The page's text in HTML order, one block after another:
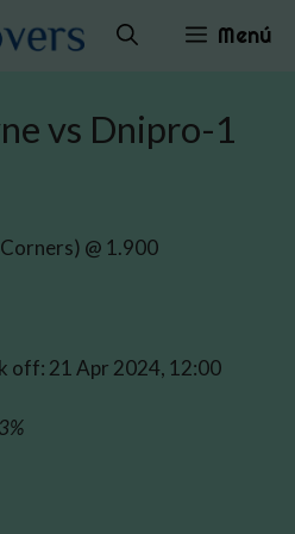
Menú
vs Dnipro-1
@ 1.900
off: 21 Apr 2024, 12:00